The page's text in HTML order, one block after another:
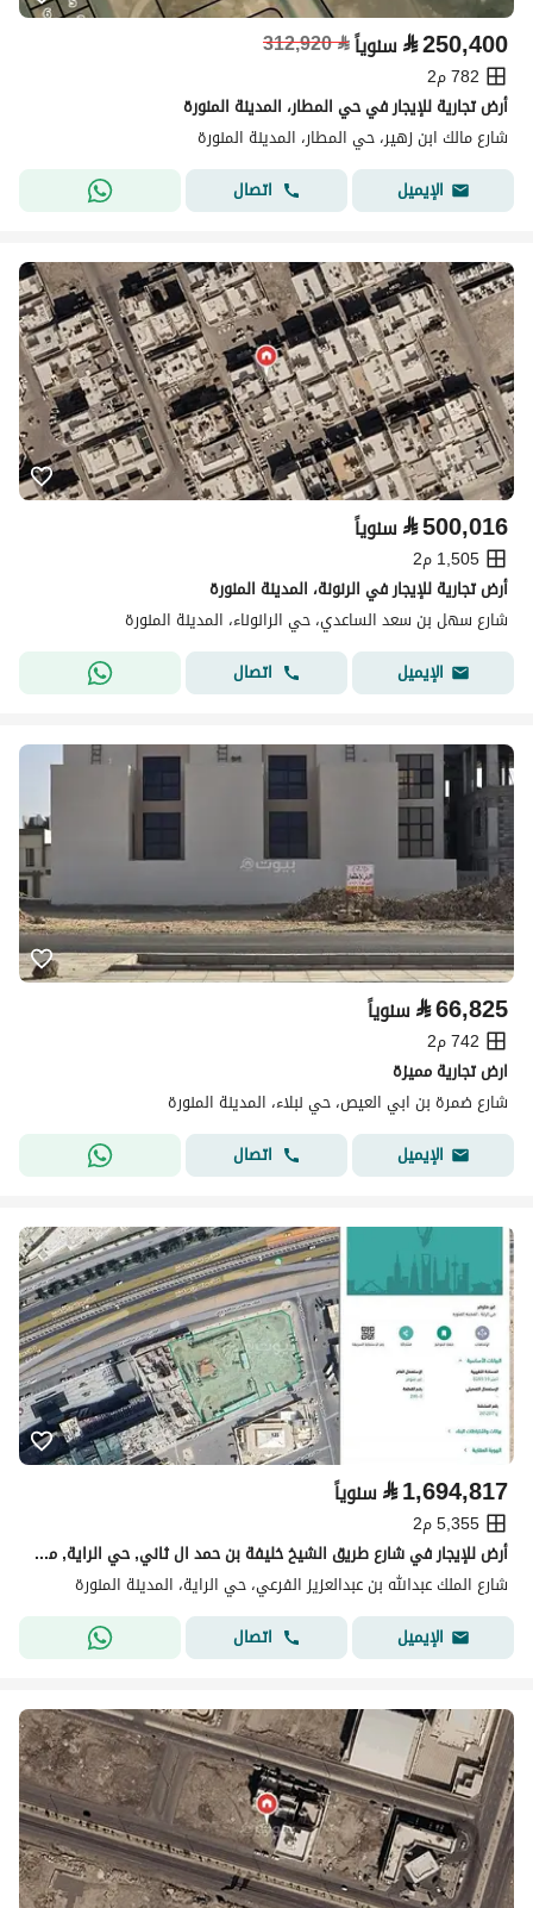
⃁250,400 سنوياً⃁
312,920
782 م2
أرض تجارية للإيجار في حي المطار، المدينة المنورة
شارع مالك ابن زهير، حي المطار، المدينة المنورة
الإيميل
اتصال
⃁500,016 سنوياً
1,505 م2
أرض تجارية للإيجار في الرنونة، المدينة المنورة
شارع سهل بن سعد الساعدي، حي الرانوناء، المدينة المنورة
الإيميل
اتصال
⃁66,825 سنوياً
742 م2
ارض تجارية مميزة
شارع ضمرة بن ابي العيص، حي نبلاء، المدينة المنورة
الإيميل
اتصال
⃁1,694,817 سنوياً
5,355 م2
أرض للإيجار في شارع طريق الشيخ خليفة بن حمد ال ثاني, حي الراية, مدينة المدينة المنورة, منطقة المدينة المنورة
شارع الملك عبدالله بن عبدالعزيز الفرعي، حي الراية، المدينة المنورة
الإيميل
اتصال